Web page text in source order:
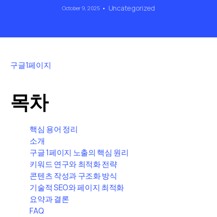
October 9, 2025 Uncategorized
구글1페이지
목차
핵심 용어 정리
소개
구글 1페이지 노출의 핵심 원리
키워드 연구와 최적화 전략
콘텐츠 작성과 구조화 방식
기술적 SEO와 페이지 최적화
요약과 결론
FAQ